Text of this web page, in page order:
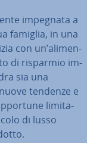
impegnata a
famiglia, in una
con un’ali­men­
di risparmio im­
sia una
tendenze e
li­mi­ta­
di lusso